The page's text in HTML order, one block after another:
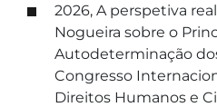
2026, A perspetiva
Nogueira sobre o
Autodeterminação
Congresso
Direitos Humanos e